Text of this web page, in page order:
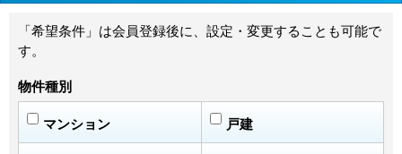
「希望条件」は会員登録後に、設定・変更することも可能で
す。
物件種別
マンション 戸建